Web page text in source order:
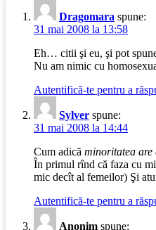
Dragomara spune:
31 mai 2008 la 13:58
Eh… citii şi eu, şi pot
Nu am nimic cu
Autentifică-te pentru a
Sylver spune:
31 mai 2008 la 14:44
Cum adică minoritatea
În primul rînd că faza cu
mic decît al femeilor) Şi
Autentifică-te pentru a
Anonim spune: